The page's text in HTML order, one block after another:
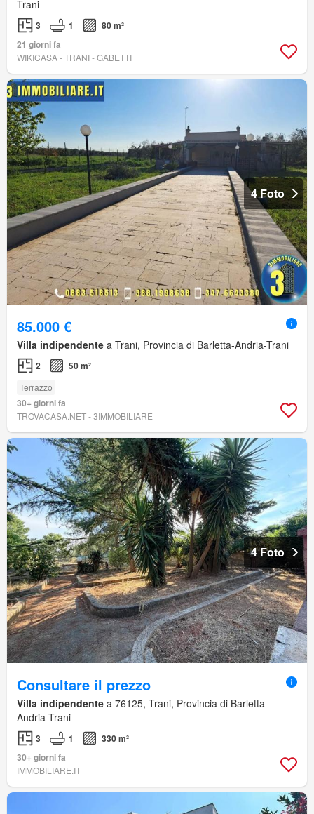
Trani
3 1
80 m²
21 giorni fa
WIKICASA - TRANI - GABETTI
4 Foto
85.000 €
Villa indipendente a Trani, Provincia di Barletta-Andria-Trani
2 50 m²
Terrazzo
30+ giorni fa
TROVACASA.NET - 3IMMOBILIARE
4 Foto
Consultare il prezzo
Villa indipendente a 76125, Trani, Provincia di Barletta-
Andria-Trani
3 1
330 m²
30+ giorni fa
IMMOBILIARE.IT